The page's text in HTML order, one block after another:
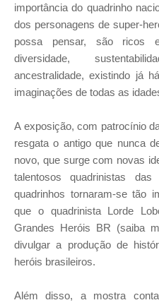
importância do quadrinho
dos personagens de super-
possa pensar, são ricos
diversidade,
ancestralidade, existindo já
imaginações de todas as
A exposição, com patrocínio
resgata o antigo que nunca
novo, que surge com novas
talentosos quadrinistas
quadrinhos tornaram-se tão
que o quadrinista Lorde
Grandes Heróis BR (saiba
divulgar a produção de
heróis brasileiros.
Além disso, a mostra